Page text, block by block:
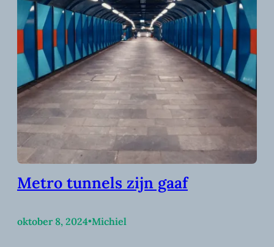
Metro tunnels zijn gaaf
oktober 8, 2024•Michiel